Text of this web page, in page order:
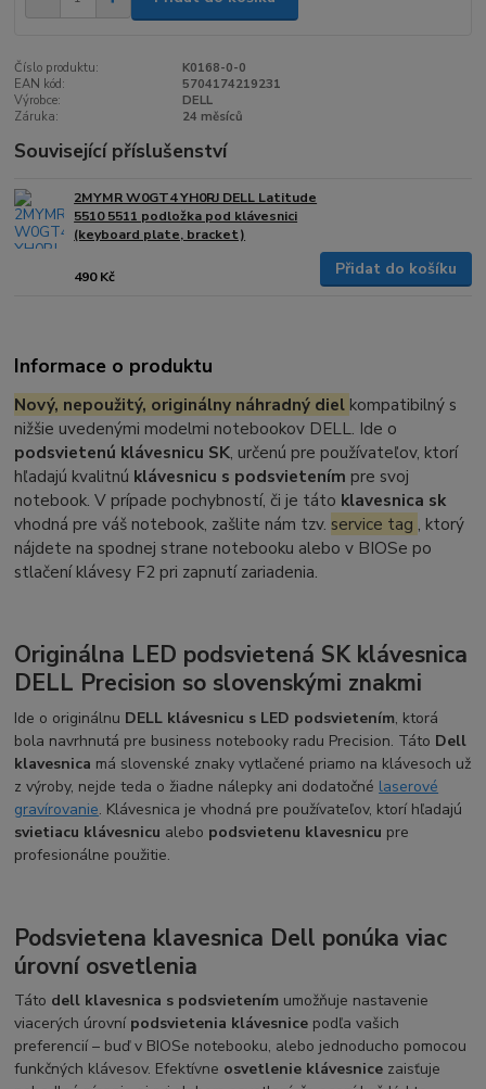
Číslo produktu:
K0168-0-0
EAN kód:
5704174219231
Výrobce:
DELL
Záruka:
24 měsíců
Související příslušenství
2MYMR W0GT4 YH0RJ DELL Latitude
5510 5511 podložka pod klávesnici
(keyboard plate, bracket)
490 Kč Přidat do košíku
Informace o produktu
Nový, nepoužitý, originálny náhradný diel kompatibilný s
nižšie uvedenými modelmi notebookov DELL. Ide o
podsvietenú klávesnicu SK, určenú pre používateľov, ktorí
hľadajú kvalitnú klávesnicu s podsvietením pre svoj
notebook. V prípade pochybností, či je táto klavesnica sk
vhodná pre váš notebook, zašlite nám tzv. service tag , ktorý
nájdete na spodnej strane notebooku alebo v BIOSe po
stlačení klávesy F2 pri zapnutí zariadenia.
Originálna LED podsvietená SK klávesnica
DELL Precision so slovenskými znakmi
Ide o originálnu DELL klávesnicu s LED podsvietením, ktorá
bola navrhnutá pre business notebooky radu Precision. Táto Dell
klavesnica má slovenské znaky vytlačené priamo na klávesoch už
z výroby, nejde teda o žiadne nálepky ani dodatočné laserové
gravírovanie. Klávesnica je vhodná pre používateľov, ktorí hľadajú
svietiacu klávesnicu alebo podsvietenu klavesnicu pre
profesionálne použitie.
Podsvietena klavesnica Dell ponúka viac
úrovní osvetlenia
Táto dell klavesnica s podsvietením umožňuje nastavenie
viacerých úrovní podsvietenia klávesnice podľa vašich
preferencií – buď v BIOSe notebooku, alebo jednoducho pomocou
funkčných klávesov. Efektívne osvetlenie klávesnice zaisťuje